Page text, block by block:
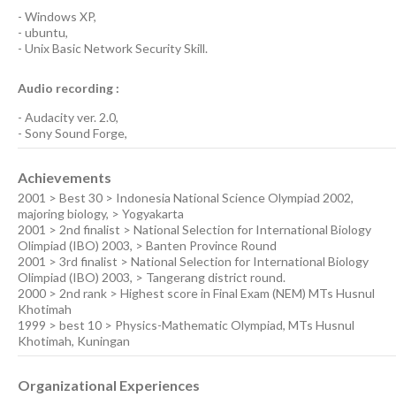
- Windows XP,
- ubuntu,
- Unix Basic Network SecuritySkill.
Audio recording :
- Audacity ver. 2.0,
- Sony Sound Forge,
Achievements
2001 > Best 30 > Indonesia National Science Olympiad 2002,
majoring biology, > Yogyakarta
2001 > 2nd finalist > National Selection for International Biology
Olimpiad (IBO) 2003, > Banten Province Round
2001 > 3rd finalist > National Selection for International Biology
Olimpiad (IBO) 2003, > Tangerang district round.
2000 > 2nd rank > Highest score in Final Exam (NEM) MTs Husnul
Khotimah
1999 > best 10 > Physics-Mathematic Olympiad, MTs Husnul
Khotimah, Kuningan
Organizational Experiences